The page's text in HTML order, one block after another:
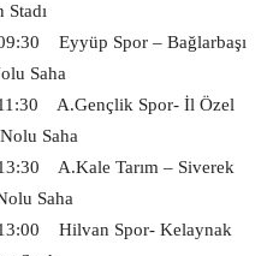
Stadı
Eyyüp Spor – Bağlarbaşı
Saha
A.Gençlik Spor- İl Özel
Saha
A.Kale Tarım – Siverek
Saha
Hilvan Spor- Kelaynak